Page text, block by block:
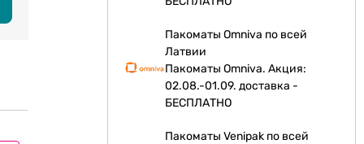
Пакоматы Omniva по всей
Латвии
Пакоматы Omniva. Акция:
02.08.-01.09. доставка -
БЕСПЛАТНО
Пакоматы Venipak по всей